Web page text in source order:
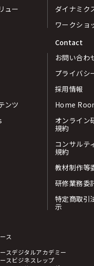
ュー
ダイナミク
ワークショ
ンツ
Contact
お問い合わ
プライバシ
採用情報
Home
オンライン
規約
コンサルテ
規約
教材制作等
研修業務委
特定商取引
示
ス
スデジタルアカデミー
スビジネスレップ